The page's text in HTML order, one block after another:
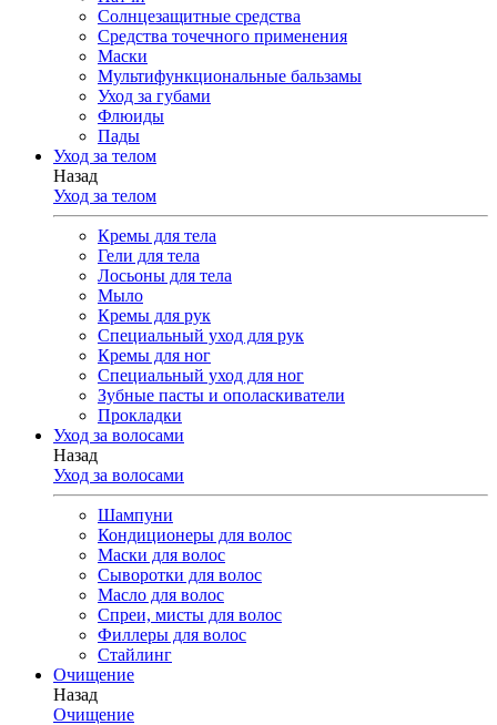
Солнцезащитные средства
Средства точечного применения
Маски
Мультифункциональные бальзамы
Уход за губами
Флюиды
Пады
Уход за телом
Назад
Уход за телом
Кремы для тела
Гели для тела
Лосьоны для тела
Мыло
Кремы для рук
Специальный уход для рук
Кремы для ног
Специальный уход для ног
Зубные пасты и ополаскиватели
Прокладки
Уход за волосами
Назад
Уход за волосами
Шампуни
Кондиционеры для волос
Маски для волос
Сыворотки для волос
Масло для волос
Спреи, мисты для волос
Филлеры для волос
Стайлинг
Очищение
Назад
Очищение